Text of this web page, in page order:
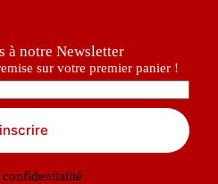
à notre Newsletter
sur votre premier panier !